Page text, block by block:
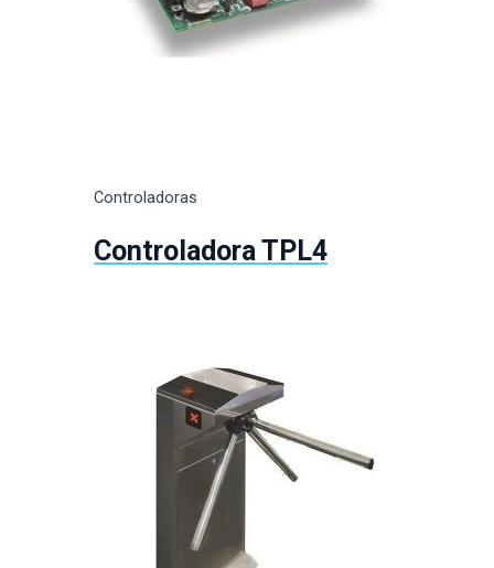
Controladoras
Controladora TPL4